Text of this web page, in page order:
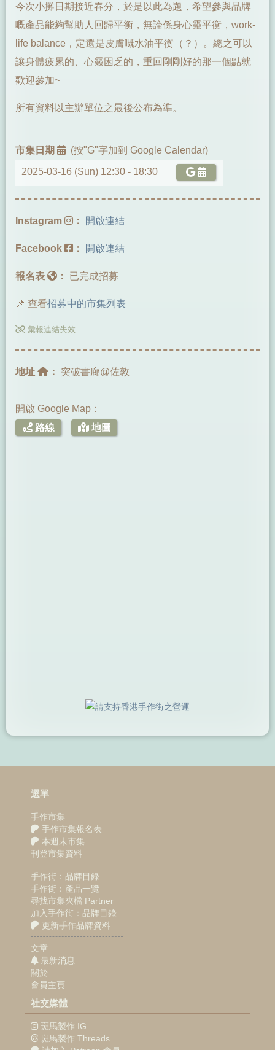
今次小攤日期接近春分，於是以此為題，希望參與品牌
嘅產品能夠幫助人回歸平衡，無論係身心靈平衡，work-
life balance，定還是皮膚嘅水油平衡（？）。總之可以
讓身體疲累的、心靈困乏的，重回剛剛好的那一個點就
歡迎參加~
所有資料以主辦單位之最後公布為準。
市集日期 (按"G"字加到 Google Calendar)
2025-03-16 (Sun) 12:30 - 18:30
Instagram ： 開啟連結
Facebook ： 開啟連結
報名表 ： 已完成招募
📌 查看招募中的市集列表
彙報連結失效
地址 ： 突破書廊@佐敦
開啟 Google Map：
路線
地圖
選單
手作市集
手作市集報名表
本週末市集
刊登市集資料
手作街：品牌目錄
手作街：產品一覽
尋找市集夾檔 Partner
加入手作街：品牌目錄
更新手作品牌資料
文章
最新消息
關於
會員主頁
社交媒體
斑馬製作 IG
斑馬製作 Threads